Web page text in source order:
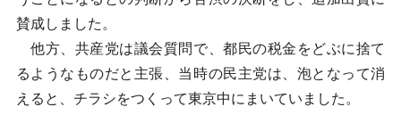
賛成しました。
他方、共産党は議会質問で、都民の税金をどぶに捨て
るようなものだと主張、当時の民主党は、泡となって消
えると、チラシをつくって東京中にまいていました。